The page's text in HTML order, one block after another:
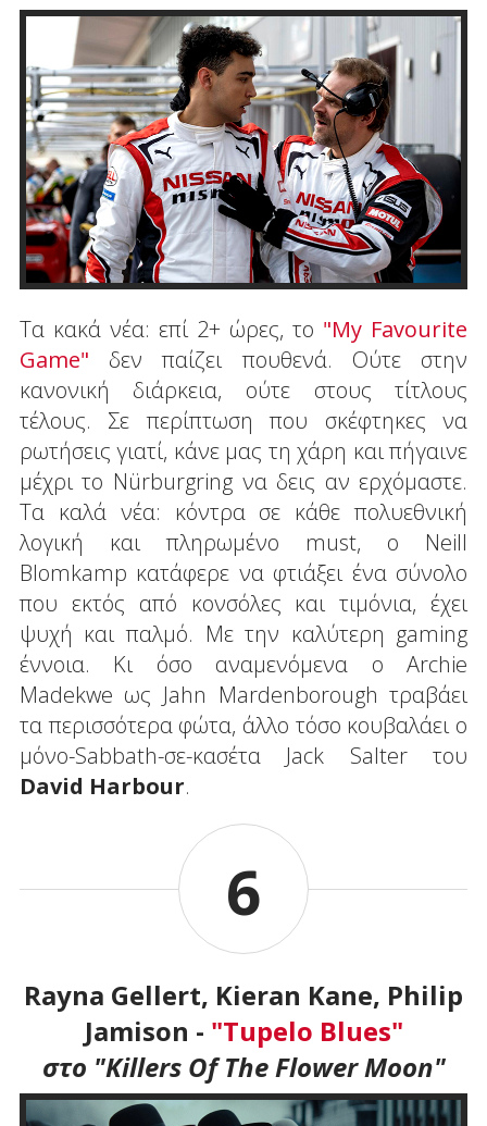
Τα κακά νέα: επί 2+ ώρες, το "My Favourite
Game" δεν παίζει πουθενά. Ούτε στην
κανονική διάρκεια, ούτε στους τίτλους
τέλους. Σε περίπτωση που σκέφτηκες να
ρωτήσεις γιατί, κάνε μας τη χάρη και πήγαινε
μέχρι το Nürburgring να δεις αν ερχόμαστε.
Τα καλά νέα: κόντρα σε κάθε πολυεθνική
λογική και πληρωμένο must, ο Neill
Blomkamp κατάφερε να φτιάξει ένα σύνολο
που εκτός από κονσόλες και τιμόνια, έχει
ψυχή και παλμό. Με την καλύτερη gaming
έννοια. Κι όσο αναμενόμενα ο Archie
Madekwe ως Jahn Mardenborough τραβάει
τα περισσότερα φώτα, άλλο τόσο κουβαλάει ο
μόνο-Sabbath-σε-κασέτα Jack Salter του
David Harbour.
6
Rayna Gellert, Kieran Kane, Philip
Jamison - "Tupelo Blues"
στο "Killers Of The Flower Moon"